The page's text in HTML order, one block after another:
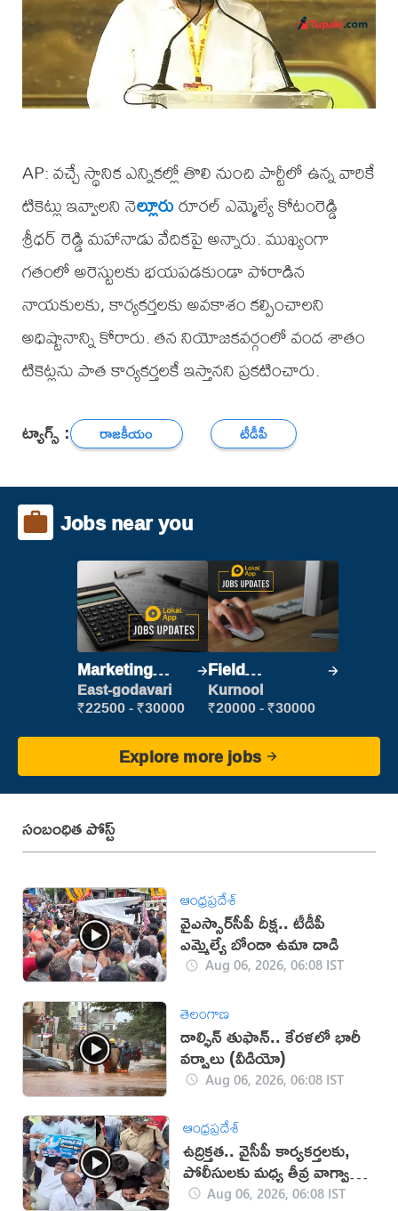
AP: వచ్చే స్థానిక ఎన్నికల్లో తొలి నుంచి పార్టీలో ఉన్న వారికే
టికెట్లు ఇవ్వాలని నెల్లూరురూరల్ ఎమ్మెల్యే కోటంరెడ్డి
శ్రీధర్ రెడ్డి మహానాడు వేదికపై అన్నారు. ముఖ్యంగా
గతంలో అరెస్టులకు భయపడకుండా పోరాడిన
నాయకులకు, కార్యకర్తలకు అవకాశం కల్పించాలని
అధిష్టానాన్ని కోరారు. తన నియోజకవర్గంలో వంద శాతం
టికెట్లను పాత కార్యకర్తలకే ఇస్తానని ప్రకటించారు.
ట్యాగ్స్ : రాజకీయం టీడీపీ
Jobs near you
Marketing
Executive
East-godavari
₹22500 - ₹30000
Field
Marketing
Executive
Kurnool
₹20000 - ₹30000
Explore more jobs
సంబంధిత పోస్ట్
ఆంధ్రప్రదేశ్
వైఎస్సార్‌సీపీ దీక్ష.. టీడీపీ
ఎమ్మెల్యే బోండా ఉమా దాడి
Aug 06, 2026, 06:08 IST
తెలంగాణ
డాల్ఫిన్ తుఫాన్.. కేరళలో భారీ
వర్షాలు (వీడియో)
Aug 06, 2026, 06:08 IST
ఆంధ్రప్రదేశ్
ఉద్రిక్తత.. వైసీపీ కార్యకర్తలకు,
పోలీసులకు మధ్య తీవ్ర వాగ్వాదం
(VIDEO)
Aug 06, 2026, 06:08 IST